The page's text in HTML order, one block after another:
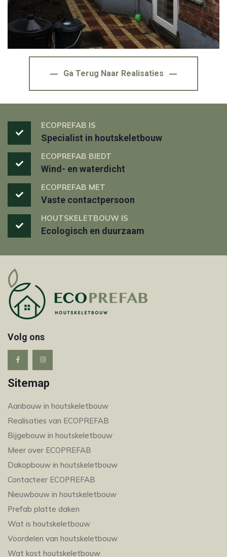
Ga Terug Naar Realisaties
ECOPREFAB IS
Specialist in houtskeletbouw
ECOPREFAB BIEDT
Wind- en waterdicht
ECOPREFAB MET
Vaste contactpersoon
HOUTSKELETBOUW IS
Ecologisch en duurzaam
Volg ons
Sitemap
Aanbouw in houtskeletbouw
Realisaties van ECOPREFAB
Bijgebouw in houtskeletbouw
Meer over ECOPREFAB
Dakopbouw in houtskeletbouw
Contacteer ECOPREFAB
Nieuwbouw in houtskeletbouw
Prefab platte daken
Wat is houtskeletbouw
Voordelen van houtskeletbouw
Wat kost houtskeletbouw